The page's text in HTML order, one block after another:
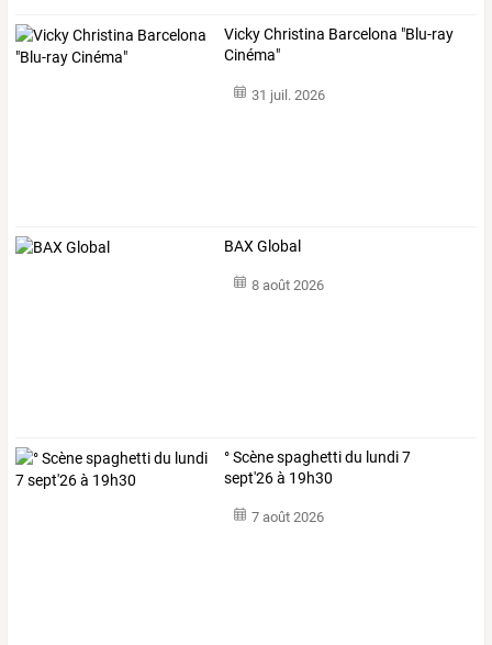
Vicky Christina Barcelona "Blu-ray
Cinéma"
31 juil. 2026
BAX Global
8 août 2026
° Scène spaghetti du lundi 7
sept'26 à 19h30
7 août 2026